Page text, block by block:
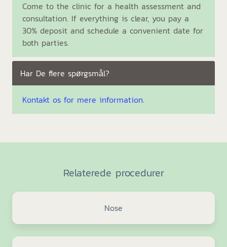
Come to the clinic for a health assessment and
consultation. If everything is clear, you pay a
30% deposit and schedule a convenient date for
both parties.
Har De flere spørgsmål?
Kontakt os for mere information.
Relaterede procedurer
Nose